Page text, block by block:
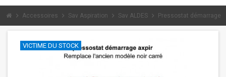
chevron_right Accessoires chevron_right Sav Aspiration chevron_right Sav ALDES chevron_right Pressostat démarrage
VICTIME DU STOCK